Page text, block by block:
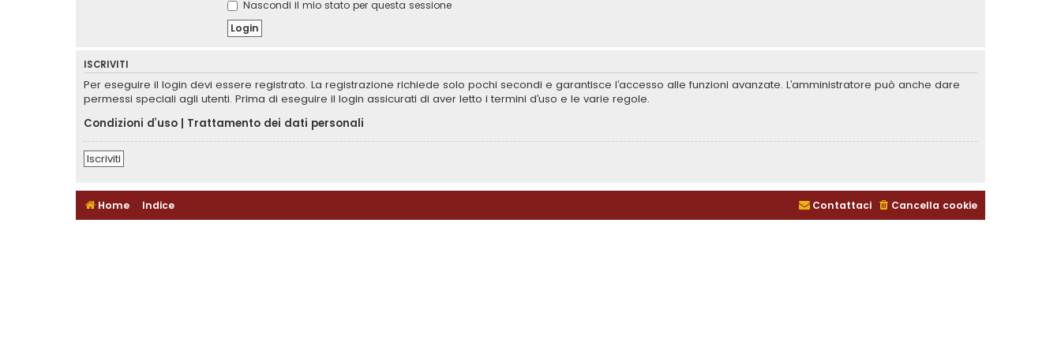
Nascondi il mio stato per questa sessione
ISCRIVITI
Per eseguire il login devi essere registrato. La registrazione richiede solo pochi secondi e garantisce l’accesso alle funzioni avanzate. L’amministratore può anche dare
permessi speciali agli utenti. Prima di eseguire il login assicurati di aver letto i termini d’uso e le varie regole.
Condizioni d’uso
Trattamento dei dati personali
Iscriviti
Home Indice Cancella cookie
Contattaci